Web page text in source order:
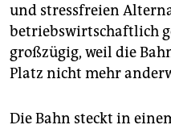
und stressfreien
betriebswirtschaftlich
großzügig, weil die
Platz nicht mehr
Die Bahn steckt in